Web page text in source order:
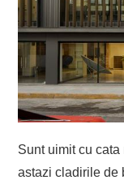
Sunt uimit cu
astazi cladirile de